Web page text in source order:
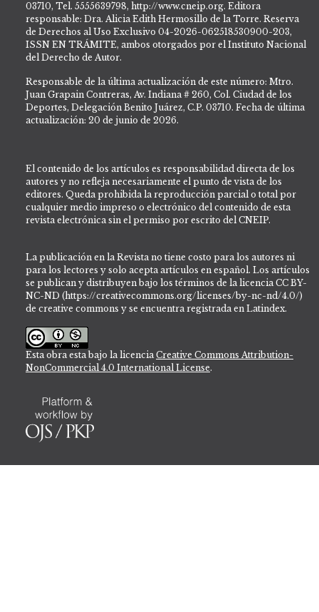
03710, Tel. 5555639798, http://www.cneip.org. Editora
responsable: Dra. Alicia Edith Hermosillo de la Torre. Reserva
de Derechos al Uso Exclusivo 04-2026-062518530900-203,
ISSN EN TRÁMITE, ambos otorgados por el Instituto Nacional
del Derecho de Autor.
Responsable de la última actualización de este número: Mtro.
Juan Grapain Contreras, Av. Indiana # 260, Col. Ciudad de los
Deportes, Delegación Benito Juárez, C.P. 03710. Fecha de última
actualización: 20 de junio de 2026.
El contenido de los artículos es responsabilidad directa de los
autores y no refleja necesariamente el punto de vista de los
editores. Queda prohibida la reproducción parcial o total por
cualquier medio impreso o electrónico del contenido de esta
revista electrónica sin el permiso por escrito del CNEIP.
La publicación en la Revista no tiene costo para los autores ni
para los lectores y solo acepta artículos en español. Los artículos
se publican y distribuyen bajo los términos de la licencia CC BY-
NC-ND (https://creativecommons.org/licenses/by-nc-nd/4.0/)
de creative commons y se encuentra registrada en Latindex.
Esta obra esta bajo la licenciaCreative Commons Attribution-
NonCommercial 4.0 International License.